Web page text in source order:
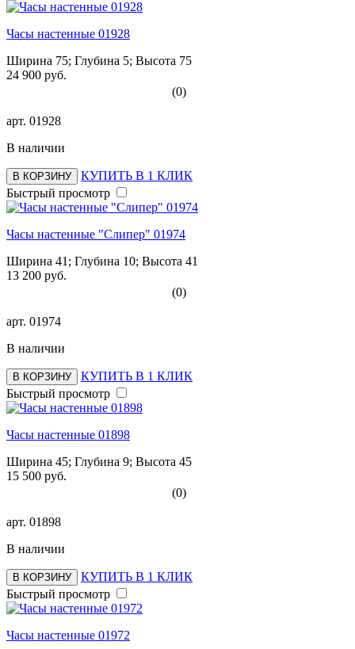
Часы настенные 01928
Ширина 75; Глубина 5; Высота 75
24 900 руб.
(0)
арт. 01928
В наличии
В КОРЗИНУ
КУПИТЬ В 1 КЛИК
Быстрый просмотр
Часы настенные "Слипер" 01974
Ширина 41; Глубина 10; Высота 41
13 200 руб.
(0)
арт. 01974
В наличии
В КОРЗИНУ
КУПИТЬ В 1 КЛИК
Быстрый просмотр
Часы настенные 01898
Ширина 45; Глубина 9; Высота 45
15 500 руб.
(0)
арт. 01898
В наличии
В КОРЗИНУ
КУПИТЬ В 1 КЛИК
Быстрый просмотр
Часы настенные 01972